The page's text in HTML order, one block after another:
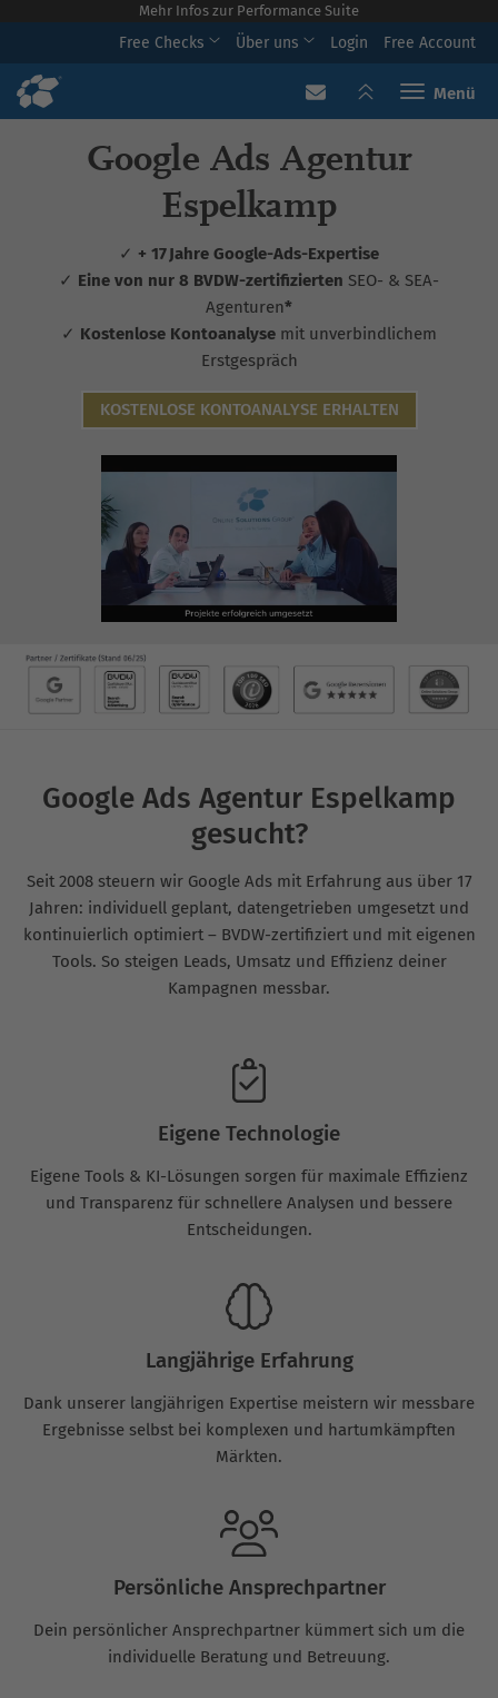
Mehr Infos zur Performance Suite
Free Checks Über uns Login Free Account
Toggle
Google Ads Agentur
Espelkamp
✓ + 17 Jahre Google-Ads-Expertise
✓ Eine von nur 8 BVDW-zertifizierten SEO- & SEA-
Agenturen*
✓ Kostenlose Kontoanalyse mit unverbindlichem
Erstgespräch
KOSTENLOSE KONTOANALYSE ERHALTEN
Google Ads Agentur Espelkamp
gesucht?
Seit 2008 steuern wir Google Ads mit Erfahrung aus über 17
Jahren: individuell geplant, datengetrieben umgesetzt und
kontinuierlich optimiert – BVDW-zertifiziert und mit eigenen
Tools. So steigen Leads, Umsatz und Effizienz deiner
Kampagnen messbar.
Eigene Technologie
Eigene Tools & KI-Lösungen sorgen für maximale Effizienz
und Transparenz für schnellere Analysen und bessere
Entscheidungen.
Langjährige Erfahrung
Dank unserer langjährigen Expertise meistern wir messbare
Ergebnisse selbst bei komplexen und hartumkämpften
Märkten.
Persönliche Ansprechpartner
Dein persönlicher Ansprechpartner kümmert sich um die
individuelle Beratung und Betreuung.